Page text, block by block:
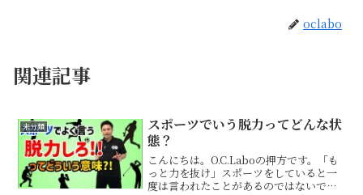
oclabo
関連記事
未分類
スポーツでいう脱力ってどんな状
態？
こんにちは。O.C.Laboの押方です。「も
っと力を抜け」スポーツをしていると一
度は言われたことがあるのではないでし